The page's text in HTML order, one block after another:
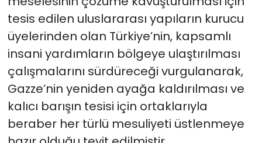
tesis edilen uluslararası yapıların kurucu
üyelerinden olan Türkiye’nin, kapsamlı
insani yardımların bölgeye ulaştırılması
çalışmalarını sürdüreceği vurgulanarak,
Gazze’nin yeniden ayağa kaldırılması ve
kalıcı barışın tesisi için ortaklarıyla
beraber her türlü mesuliyeti üstlenmeye